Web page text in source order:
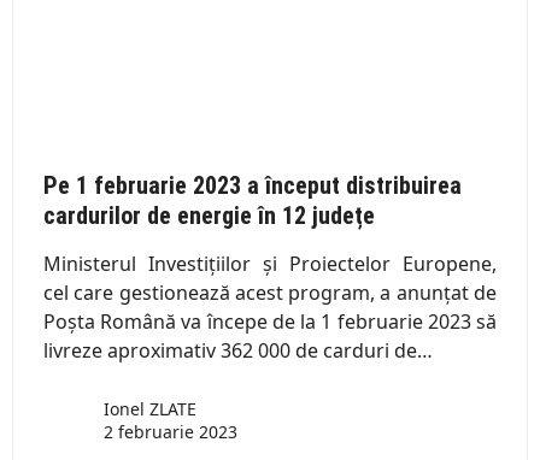
Pe 1 februarie 2023 a început distribuirea
cardurilor de energie în 12 județe
Ministerul Investițiilor și Proiectelor Europene,
cel care gestionează acest program, a anunțat de
Poșta Română va începe de la 1 februarie 2023 să
livreze aproximativ 362 000 de carduri de…
Ionel ZLATE
2 februarie 2023